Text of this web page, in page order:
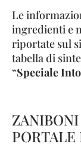
Le
ingredienti e
riportate sul
tabella di
“Speciale
PORTALE